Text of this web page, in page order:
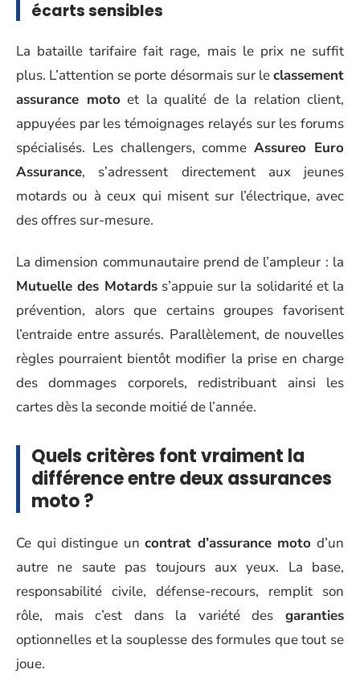
écarts sensibles
La bataille tarifaire fait rage, mais le prix ne suffit
plus. L’attention se porte désormais sur leclassement
assurance moto et la qualité de la relation client,
appuyées par les témoignages relayés sur les forums
spécialisés. Les challengers, commeAssureo Euro
Assurance, s’adressent directement aux jeunes
motards ou à ceux qui misent sur l’électrique, avec
des offres sur-mesure.
La dimension communautaire prend de l’ampleur : la
Mutuelle des Motardss’appuie sur la solidarité et la
prévention, alors que certains groupes favorisent
l’entraide entre assurés. Parallèlement, de nouvelles
règles pourraient bientôt modifier la prise en charge
des dommages corporels, redistribuant ainsi les
cartes dès la seconde moitié de l’année.
Quels critères font vraiment la
différence entre deux assurances
moto ?
Ce qui distingue uncontrat d’assurance moto d’un
autre ne saute pas toujours aux yeux. La base,
responsabilité civile, défense-recours, remplit son
rôle, mais c’est dans la variété des garanties
optionnelles et la souplesse des formules que tout se
joue.